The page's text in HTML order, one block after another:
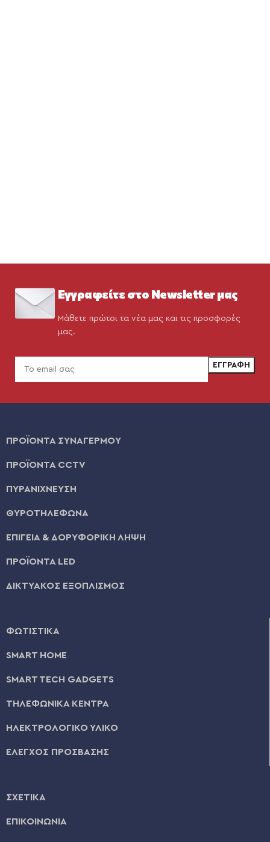
Εγγραφείτε στο Newsletter μας
Μάθετε πρώτοι τα νέα μας και τις προσφορές
μας.
ΠΡΟΪΟΝΤΑ ΣΥΝΑΓΕΡΜΟΥ
ΠΡΟΪΟΝΤΑ CCTV
ΠΥΡΑΝΙΧΝΕΥΣΗ
ΘΥΡΟΤΗΛΕΦΩΝΑ
ΕΠΙΓΕΙΑ & ΔΟΡΥΦΟΡΙΚΗ ΛΗΨΗ
ΠΡΟΪΟΝΤΑ LED
ΔΙΚΤΥΑΚΟΣ ΕΞΟΠΛΙΣΜΟΣ
ΦΩΤΙΣΤΙΚΑ
SMART HOME
SMART TECH GADGETS
ΤΗΛΕΦΩΝΙΚΑ ΚΕΝΤΡΑ
ΗΛΕΚΤΡΟΛΟΓΙΚΟ ΥΛΙΚΟ
ΕΛΕΓΧΟΣ ΠΡΟΣΒΑΣΗΣ
ΣΧΕΤΙΚΑ
ΕΠΙΚΟΙΝΩΝΙΑ